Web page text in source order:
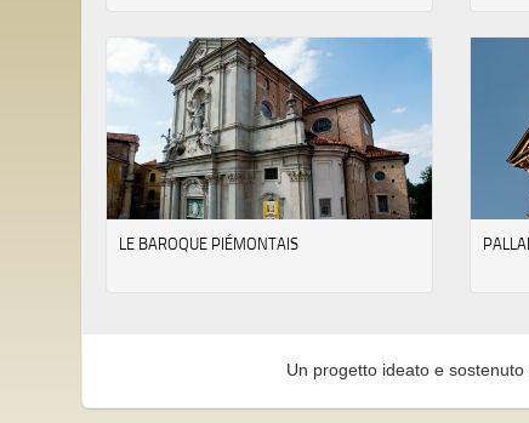
LE BAROQUE PIÉMONTAIS
Un progetto ideato e sostenuto